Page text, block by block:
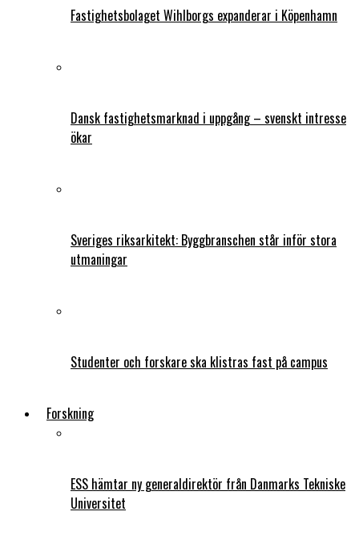
Fastighetsbolaget Wihlborgs expanderar i Köpenhamn
Dansk fastighetsmarknad i uppgång – svenskt intresse
ökar
Sveriges riksarkitekt: Byggbranschen står inför stora
utmaningar
Studenter och forskare ska klistras fast på campus
Forskning
ESS hämtar ny generaldirektör från Danmarks Tekniske
Universitet